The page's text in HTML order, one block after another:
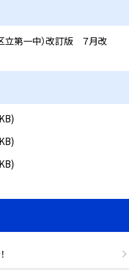
立第一中）改訂版 ７月改